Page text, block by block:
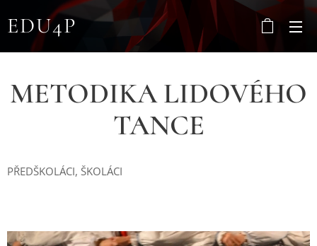
EDU4P
METODIKA LIDOVÉHO
TANCE
PŘEDŠKOLÁCI, ŠKOLÁCI